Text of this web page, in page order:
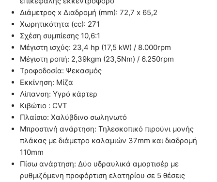
Διάμετρος x Διαδρομή (mm): 72,7 x 65,2
Χωρητικότητα (cc): 271
Σχέση συμπίεσης 10,6:1
Μέγιστη ισχύς: 23,4 hp (17,5 kW) / 8.000rpm
Μέγιστη ροπή: 2,39kgm (23,5Nm) / 6.250rpm
Τροφοδοσία: Ψεκασμός
Εκκίνηση: Mίζα
Λίπανση: Υγρό κάρτερ
Κιβώτιο : CVT
Πλαίσιο: Χαλύβδινο σωληνωτό
Μπροστινή ανάρτηση: Τηλεσκοπικό πιρούνι μονής
πλάκας με διάμετρο καλαμιών 37mm και διαδρομή
110mm
Πίσω ανάρτηση: Δύο υδραυλικά αμορτισέρ με
ρυθμιζόμενη προφόρτιση ελατηρίου σε 5 θέσεις